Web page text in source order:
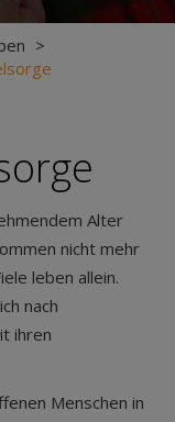
>
Alter
nicht mehr
leben allein.
nach
ihren
Menschen in